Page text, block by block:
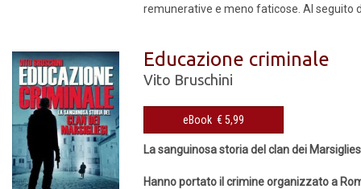
remunerative e meno faticose. Al seguito
Educazione criminale
Vito Bruschini
eBook € 5,99
La sanguinosa storia del clan dei
Hanno portato il crimine organizzato a